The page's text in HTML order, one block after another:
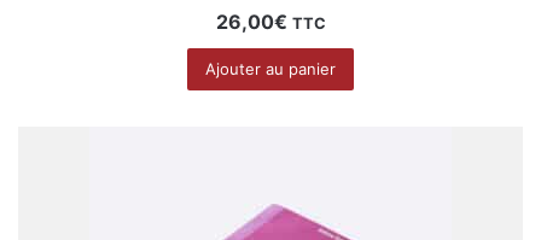
3.00
sur 5
26,00€ TTC
Ajouter au panier